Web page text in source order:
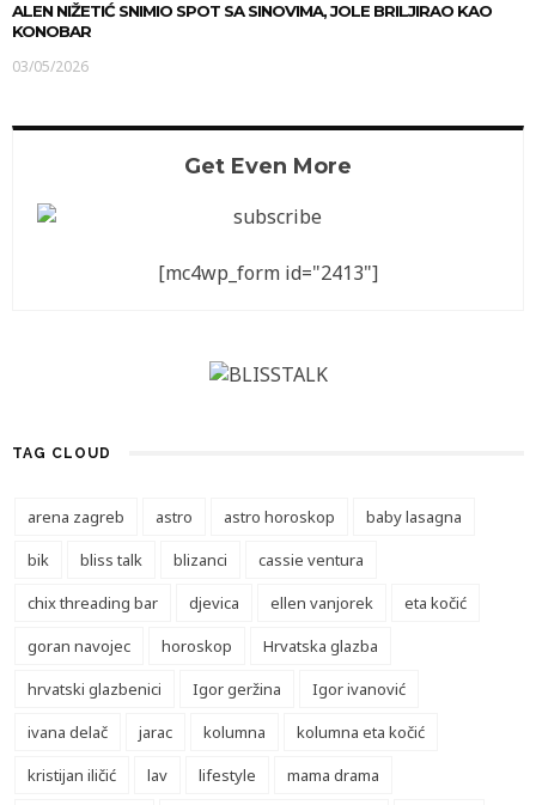
ALEN NIŽETIĆ SNIMIO SPOT SA SINOVIMA, JOLE BRILJIRAO KAO
KONOBAR
03/05/2026
Get Even More
[mc4wp_form id="2413"]
TAG CLOUD
arena zagreb astro astro horoskop
baby lasagna
bik
bliss talk blizanci
cassie ventura
chix threading bar
djevica ellen vanjorek
eta kočić
goran navojec
horoskop
Hrvatska glazba
hrvatski glazbenici
Igor geržina
Igor ivanović
ivana delač
jarac kolumna
kolumna eta kočić
kristijan iličić
lav lifestyle
mama drama